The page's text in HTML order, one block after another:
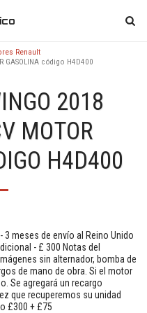
Renault
GASOLINA código H4D400
2018
MOTOR
H4D400
meses de envío al Reino Unido
- £ 300 Notas del
sin alternador, bomba de
de mano de obra. Si el motor
Se agregará un recargo
que recuperemos su unidad
£300 + £75